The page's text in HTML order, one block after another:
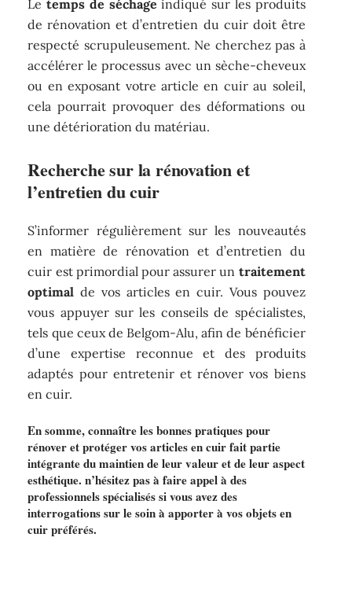
Letemps de séchage indiqué sur les produits
de rénovation et d’entretien du cuir doit être
respecté scrupuleusement. Ne cherchez pas à
accélérer le processus avec un sèche-cheveux
ou en exposant votre article en cuir au soleil,
cela pourrait provoquer des déformations ou
une détérioration du matériau.
Recherche sur la rénovation et
l’entretien du cuir
S’informer régulièrement sur les nouveautés
en matière de rénovation et d’entretien du
cuir est primordial pour assurer un traitement
optimal de vos articles en cuir. Vous pouvez
vous appuyer sur les conseils de spécialistes,
tels que ceux de Belgom-Alu, afin de bénéficier
d’une expertise reconnue et des produits
adaptés pour entretenir et rénover vos biens
en cuir.
En somme, connaître les bonnes pratiques pour
rénover et protéger vos articles en cuir fait partie
intégrante du maintien de leur valeur et de leur aspect
esthétique. n’hésitez pas à faire appel à des
professionnels spécialisés si vous avez des
interrogations sur le soin à apporter à vos objets en
cuir préférés.